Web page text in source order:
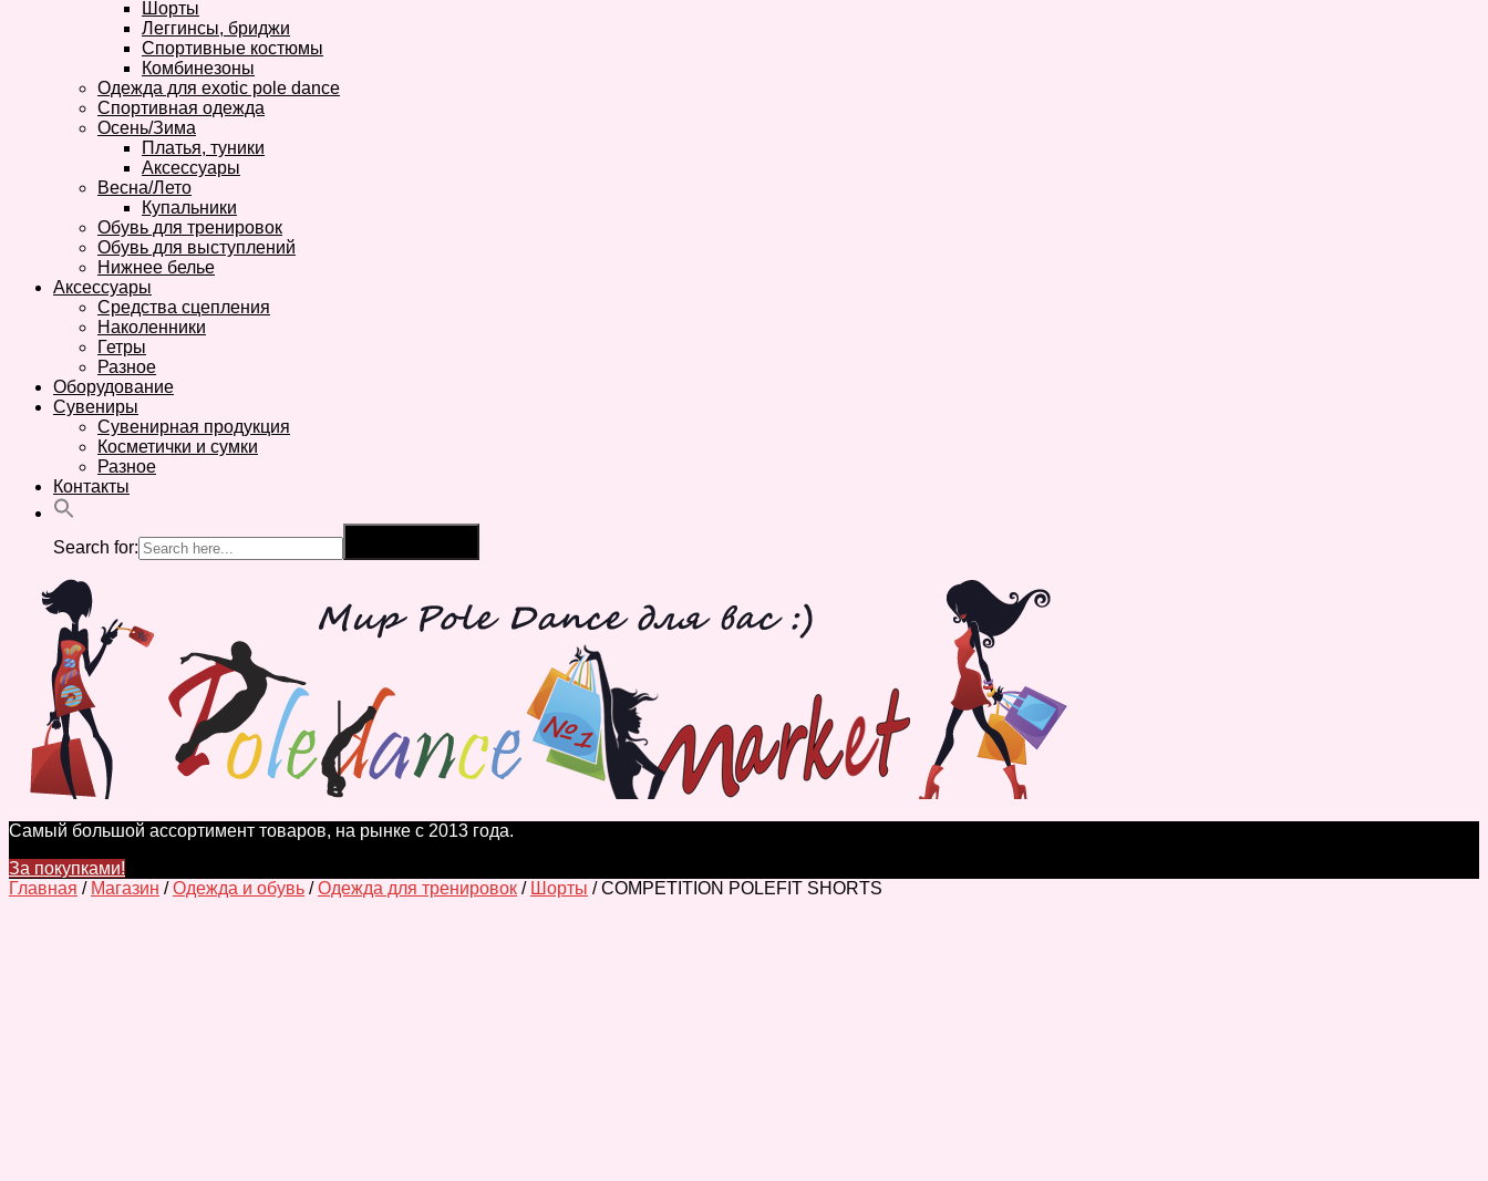
Шорты
Леггинсы, бриджи
Спортивные костюмы
Комбинезоны
Одежда для exotic pole dance
Спортивная одежда
Осень/Зима
Платья, туники
Аксессуары
Весна/Лето
Купальники
Обувь для тренировок
Обувь для выступлений
Нижнее белье
Аксессуары
Средства сцепления
Наколенники
Гетры
Разное
Оборудование
Сувениры
Сувенирная продукция
Косметички и сумки
Разное
Контакты
Search for:
Самый большой ассортимент товаров, на рынке с 2013 года.
За покупками!
Главная / Магазин /Одежда и обувь /Одежда для тренировок / Шорты / COMPETITION POLEFIT SHORTS